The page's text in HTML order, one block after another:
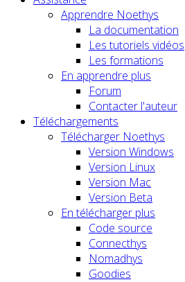
Apprendre Noethys
La documentation
Les tutoriels vidéos
Les formations
En apprendre plus
Forum
Contacter l'auteur
Téléchargements
Télécharger Noethys
Version Windows
Version Linux
Version Mac
Version Beta
En télécharger plus
Code source
Connecthys
Nomadhys
Goodies